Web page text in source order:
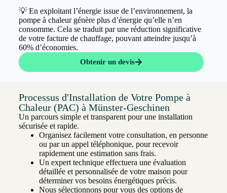
💡 En exploitant l’énergie issue de l’environnement, la
pompe à chaleur génère plus d’énergie qu’elle n’en
consomme. Cela se traduit par une réduction significative
de votre facture de chauffage, pouvant atteindre jusqu’à
60% d’économies.
Obtenir un devis
Processus d'Installation de Votre Pompe à
Chaleur (PAC) à Münster-Geschinen
Un parcours simple et transparent pour une installation
sécurisée et rapide.
Organisez facilement votre consultation, en personne
ou par un appel téléphonique, pour recevoir
rapidement une estimation sans frais.
Un expert technique effectuera une évaluation
détaillée et personnalisée de votre maison pour
déterminer vos besoins énergétiques précis.
Nous sélectionnons pour vous des options de